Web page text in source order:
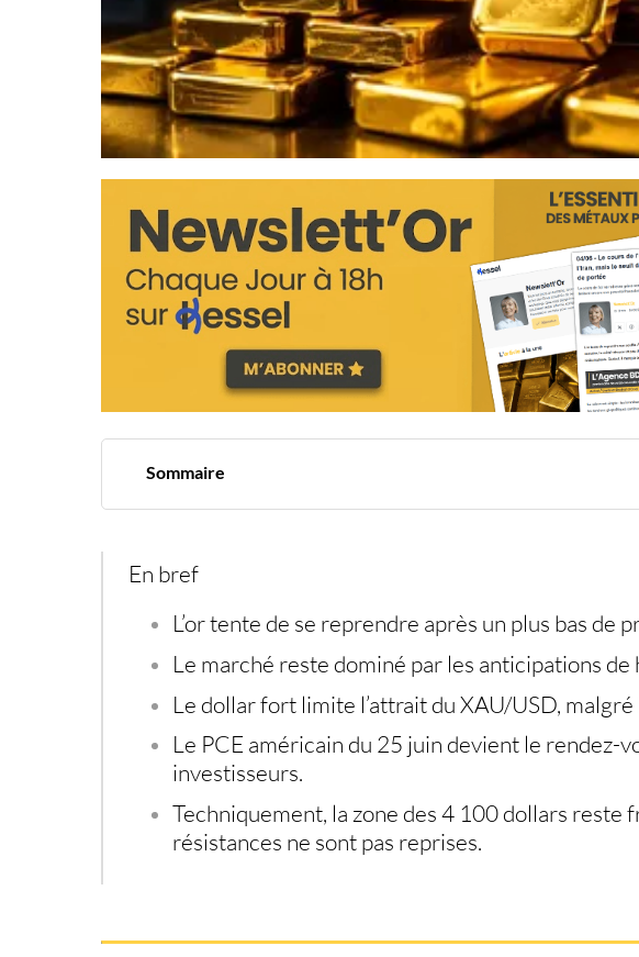
Sommaire
Le seuil des 4100 dollars reste la ligne à surveiller
Métaux précieux et débancarisation de l’épargne
En bref
L’or tente de se reprendre après un plus bas de
Le marché reste dominé par les anticipations de
Le dollar fort limite l’attrait du XAU/USD,
Le PCE américain du 25 juin devient le rendez-
investisseurs.
Techniquement, la zone des 4 100 dollars reste
résistances ne sont pas reprises.